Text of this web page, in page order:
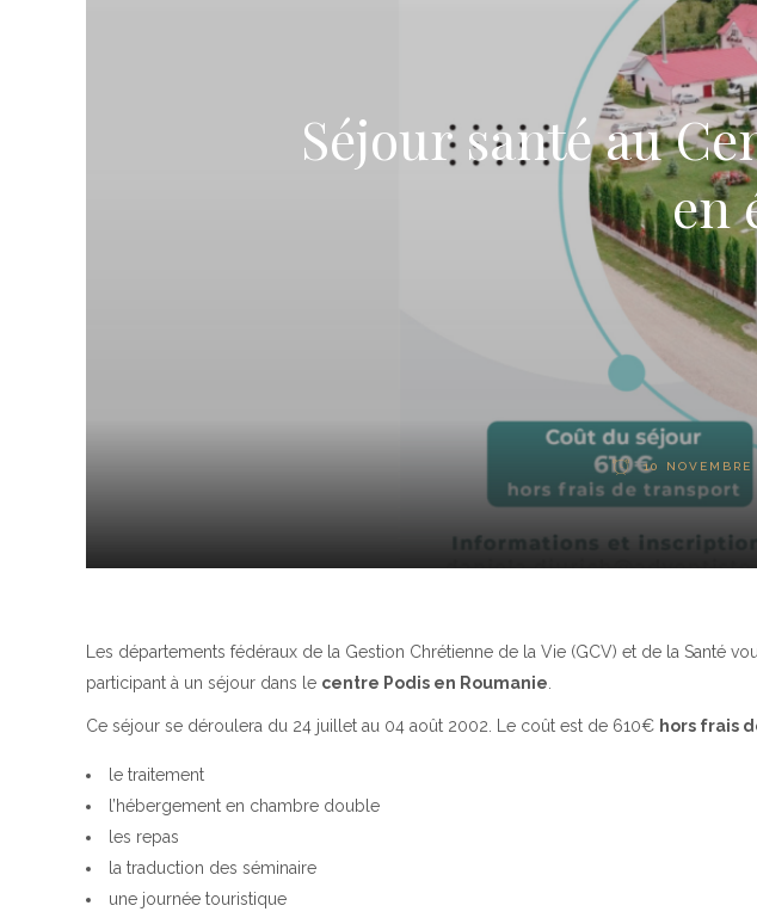
Séjour santé au
en
10 NOVEMBRE
Les départements fédéraux de la Gestion Chrétienne de la Vie (GCV) et de la Santé
participant à un séjour dans le centre Podis en Roumanie
Ce séjour se déroulera du 24 juillet au 04 août 2002. Le coût est de 610€ hors frais
le traitement
l’hébergement en chambre double
les repas
la traduction des séminaire
une journée touristique